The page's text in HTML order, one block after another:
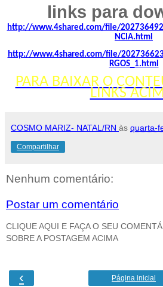
links para
http://www.4shared.com/file/202736492/
NCIA.html
http://www.4shared.com/file/
RGOS_1.html
PARA BAIXAR O
LINKS
COSMO MARIZ- NATAL/RN às quarta-
Compartilhar
Nenhum comentário:
Postar um comentário
CLIQUE AQUI E FAÇA O SEU
SOBRE A POSTAGEM ACIMA
‹ Página inicial